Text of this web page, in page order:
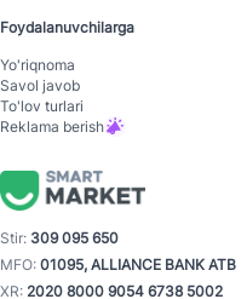
Foydalanuvchilarga
Yo'riqnoma
Savol javob
To'lov turlari
Reklama berish
Stir: 309 095 650
MFO: 01095, ALLIANCE BANK ATB
XR: 2020 8000 9054 6738 5002